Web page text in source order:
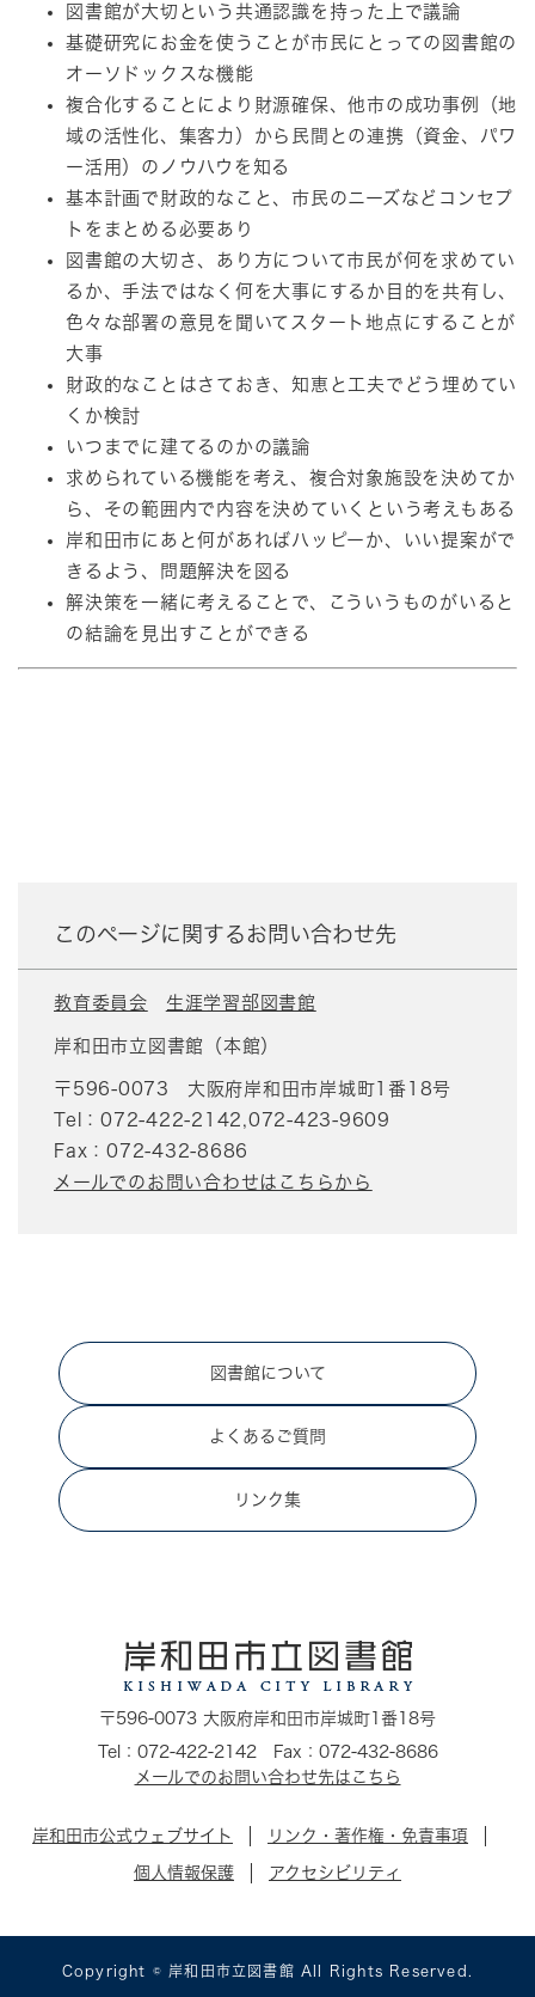
図書館が大切という共通認識を持った上で議論
基礎研究にお金を使うことが市民にとっての図書館の
オーソドックスな機能
複合化することにより財源確保、他市の成功事例（地
域の活性化、集客力）から民間との連携（資金、パワ
ー活用）のノウハウを知る
基本計画で財政的なこと、市民のニーズなどコンセプ
トをまとめる必要あり
図書館の大切さ、あり方について市民が何を求めてい
るか、手法ではなく何を大事にするか目的を共有し、
色々な部署の意見を聞いてスタート地点にすることが
大事
財政的なことはさておき、知恵と工夫でどう埋めてい
くか検討
いつまでに建てるのかの議論
求められている機能を考え、複合対象施設を決めてか
ら、その範囲内で内容を決めていくという考えもある
岸和田市にあと何があればハッピーか、いい提案がで
きるよう、問題解決を図る
解決策を一緒に考えることで、こういうものがいると
の結論を見出すことができる
このページに関するお問い合わせ先
教育委員会 生涯学習部図書館
岸和田市立図書館（本館）
〒596-0073
大阪府岸和田市岸城町1番18号
Tel：072-422-2142,072-423-9609
Fax：072-432-8686
メールでのお問い合わせはこちらから
図書館について
よくあるご質問
リンク集
〒596-0073 大阪府岸和田市岸城町1番18号
Tel：072-422-2142 Fax：072-432-8686
メールでのお問い合わせ先はこちら
岸和田市公式ウェブサイト リンク・著作権・免責事項
個人情報保護 アクセシビリティ
Copyright © 岸和田市立図書館 All Rights Reserved.